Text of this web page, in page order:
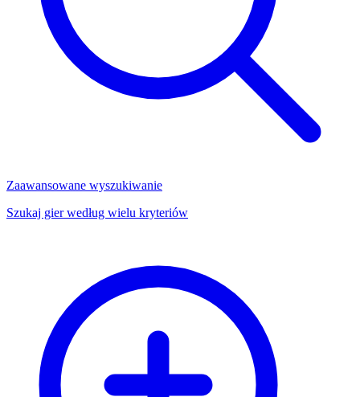
Zaawansowane wyszukiwanie
Szukaj gier według wielu kryteriów